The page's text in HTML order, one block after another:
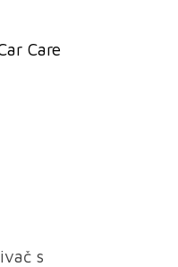
Care
s